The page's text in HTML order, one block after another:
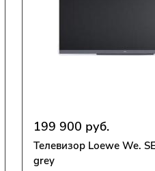
199 900 руб.
Телевизор Lоеwе We.
grey